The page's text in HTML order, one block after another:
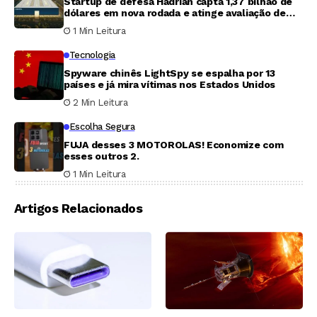
dólares em nova rodada e atinge avaliação de
1 Min Leitura
Tecnologia
Spyware chinês LightSpy se espalha por 13
países e já mira vítimas nos Estados Unidos
2 Min Leitura
Escolha Segura
FUJA desses 3 MOTOROLAS! Economize com
esses outros 2.
1 Min Leitura
Artigos Relacionados